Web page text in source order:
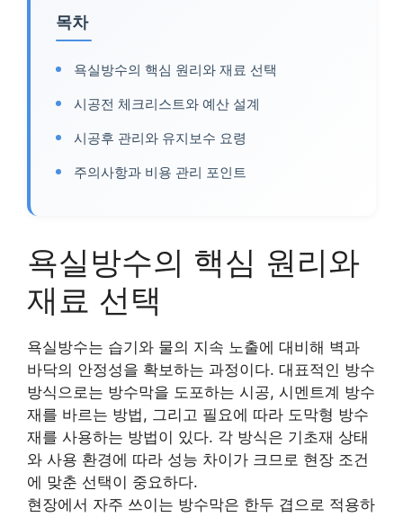
목차
욕실방수의 핵심 원리와 재료 선택
시공전 체크리스트와 예산 설계
시공후 관리와 유지보수 요령
주의사항과 비용 관리 포인트
욕실방수의 핵심 원리와
재료 선택
욕실방수는 습기와 물의 지속 노출에 대비해 벽과
바닥의 안정성을 확보하는 과정이다. 대표적인 방수
방식으로는 방수막을 도포하는 시공, 시멘트계 방수
재를 바르는 방법, 그리고 필요에 따라 도막형 방수
재를 사용하는 방법이 있다. 각 방식은 기초재 상태
와 사용 환경에 따라 성능 차이가 크므로 현장 조건
에 맞춘 선택이 중요하다.
현장에서 자주 쓰이는 방수막은 한두 겹으로 적용하